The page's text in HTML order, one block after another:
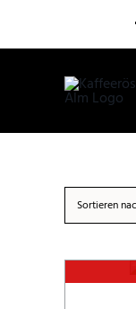
Sortieren